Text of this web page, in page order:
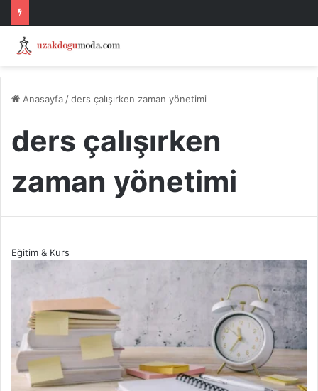
Anasayfa /ders çalışırken zaman yönetimi
ders çalışırken
zaman yönetimi
Eğitim & Kurs